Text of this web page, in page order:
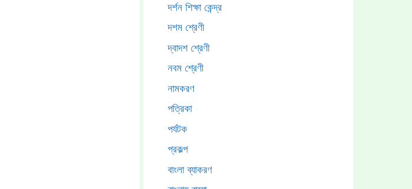
দর্শন শিক্ষা কেন্দ্র
দশম শ্রেণী
দ্বাদশ শ্রেণী
নবম শ্রেণী
নামকরণ
পত্রিকা
পর্যটক
প্রকল্প
বাংলা ব্যাকরণ